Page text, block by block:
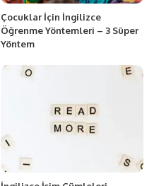
Çocuklar İçin İngilizce
Öğrenme Yöntemleri – 3 Süper
Yöntem